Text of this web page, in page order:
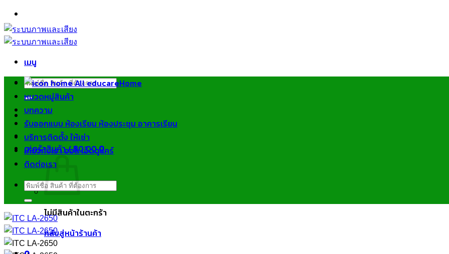
ข้าม
ไป
ยัง
เมนู
ค้นหา:
ตะกร้าสินค้า /฿0.000
ไม่มีสินค้าในตะกร้า
กลับสู่หน้าร้านค้า
Home
หมวดหมู่สินค้า
บทความ
รับออกแบบ ห้องเรียน ห้องประชุม อาคารเรียน
บริการติดตั้ง ให้เช่า
เกี่ยวกับเรา ออล เอ็ดดูแคร์
ติดต่อเรา
ค้นหา: